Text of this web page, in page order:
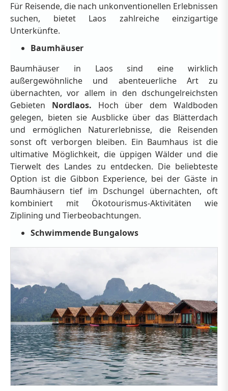
Für Reisende, die nach unkonventionellen Erlebnissen
suchen, bietet Laos zahlreiche einzigartige
Unterkünfte.
Baumhäuser
Baumhäuser in Laos sind eine wirklich
außergewöhnliche und abenteuerliche Art zu
übernachten, vor allem in den dschungelreichsten
Gebieten Nordlaos. Hoch über dem Waldboden
gelegen, bieten sie Ausblicke über das Blätterdach
und ermöglichen Naturerlebnisse, die Reisenden
sonst oft verborgen bleiben. Ein Baumhaus ist die
ultimative Möglichkeit, die üppigen Wälder und die
Tierwelt des Landes zu entdecken. Die beliebteste
Option ist die Gibbon Experience, bei der Gäste in
Baumhäusern tief im Dschungel übernachten, oft
kombiniert mit Ökotourismus-Aktivitäten wie
Ziplining und Tierbeobachtungen.
Schwimmende Bungalows